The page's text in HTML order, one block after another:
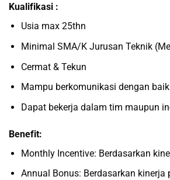
Kualifikasi :
Usia max 25thn
Minimal SMA/K Jurusan Teknik
Cermat & Tekun
Mampu berkomunikasi dengan baik
Dapat bekerja dalam tim maupun
Benefit:
Monthly Incentive: Berdasarkan
Annual Bonus: Berdasarkan kinerja